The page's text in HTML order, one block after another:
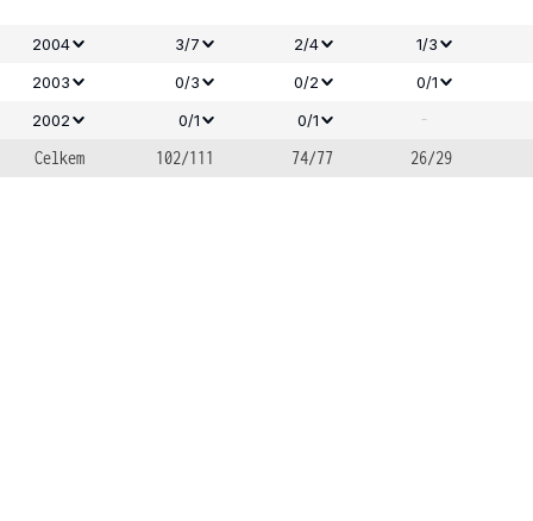
2004 3/7 2/4
1/3
2003
0/3 0/2
0/1
2002
0/1 0/1
-
Celkem
102/111 74/77 26/29